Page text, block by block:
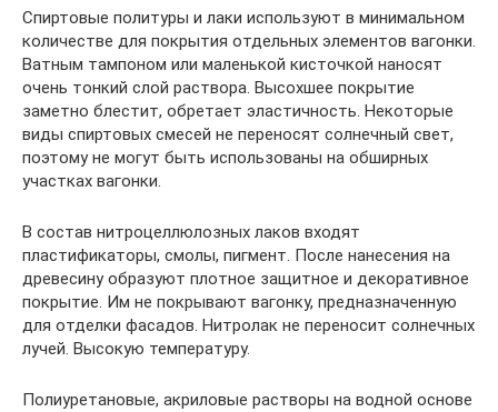
Спиртовые политуры и лаки используют в минимальном
количестве для покрытия отдельных элементов вагонки.
Ватным тампоном или маленькой кисточкой наносят
очень тонкий слой раствора. Высохшее покрытие
заметно блестит, обретает эластичность. Некоторые
виды спиртовых смесей не переносят солнечный свет,
поэтому не могут быть использованы на обширных
участках вагонки.
В состав нитроцеллюлозных лаков входят
пластификаторы, смолы, пигмент. После нанесения на
древесину образуют плотное защитное и декоративное
покрытие. Им не покрывают вагонку, предназначенную
для отделки фасадов. Нитролак не переносит солнечных
лучей. Высокую температуру.
Полиуретановые, акриловые растворы на водной основе